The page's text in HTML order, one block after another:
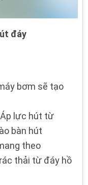
đáy
bơm sẽ tạo
lực hút từ
bàn hút
theo
thải từ đáy hồ